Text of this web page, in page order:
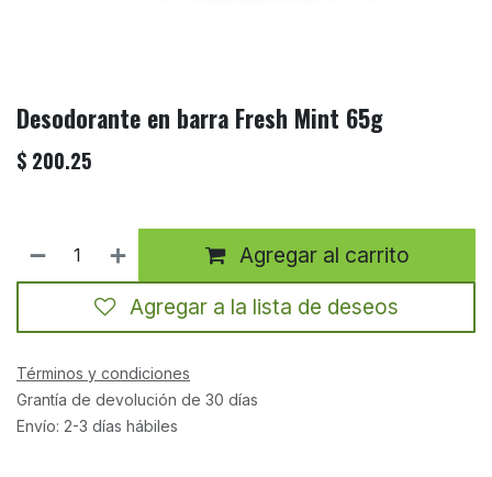
Desodorante en barra Fresh Mint 65g
$ 200.25
Agregar al carrito
Agregar a la lista de deseos
Términos y condiciones
Grantía de devolución de 30 días
Envío: 2-3 días hábiles